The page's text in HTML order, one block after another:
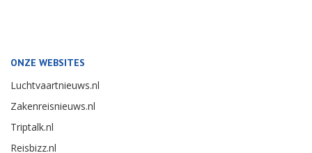
ONZE WEBSITES
Luchtvaartnieuws.nl
Zakenreisnieuws.nl
Triptalk.nl
Reisbizz.nl